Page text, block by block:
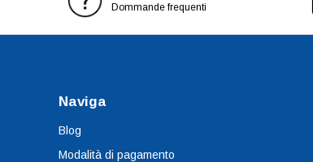
Dommande frequenti
Naviga
Blog
Modalità di pagamento